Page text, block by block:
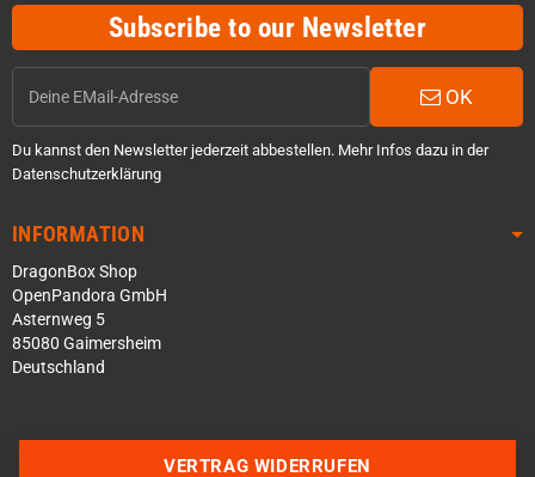
Subscribe to our Newsletter
OK
Du kannst den Newsletter jederzeit abbestellen. Mehr Infos dazu in der
Datenschutzerklärung
INFORMATION
DragonBox Shop
OpenPandora GmbH
Asternweg 5
85080 Gaimersheim
Deutschland
VERTRAG WIDERRUFEN